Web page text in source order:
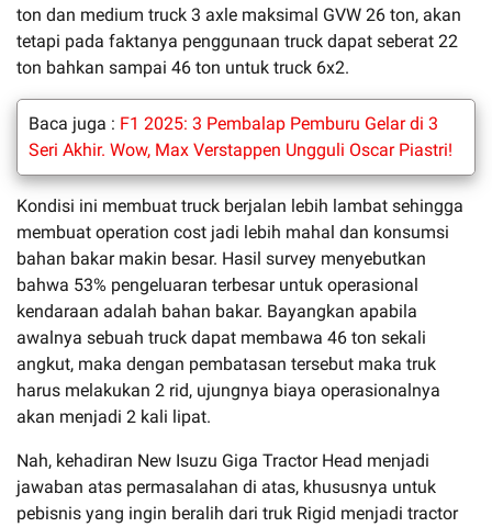
ton dan medium truck 3 axle maksimal GVW 26 ton, akan
tetapi pada faktanya penggunaan truck dapat seberat 22
ton bahkan sampai 46 ton untuk truck 6x2.
Baca juga : F1 2025: 3 Pembalap Pemburu Gelar di 3
Seri Akhir. Wow, Max Verstappen Ungguli Oscar Piastri!
Kondisi ini membuat truck berjalan lebih lambat sehingga
membuat operation cost jadi lebih mahal dan konsumsi
bahan bakar makin besar. Hasil survey menyebutkan
bahwa 53% pengeluaran terbesar untuk operasional
kendaraan adalah bahan bakar. Bayangkan apabila
awalnya sebuah truck dapat membawa 46 ton sekali
angkut, maka dengan pembatasan tersebut maka truk
harus melakukan 2 rid, ujungnya biaya operasionalnya
akan menjadi 2 kali lipat.
Nah, kehadiran New Isuzu Giga Tractor Head menjadi
jawaban atas permasalahan di atas, khususnya untuk
pebisnis yang ingin beralih dari truk Rigid menjadi tractor